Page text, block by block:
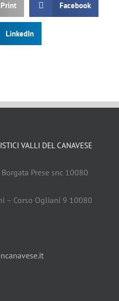
Print Facebook
LinkedIn
VALLI DEL CANAVESE
Prese snc 10080
– Corso Ogliani 9 10080